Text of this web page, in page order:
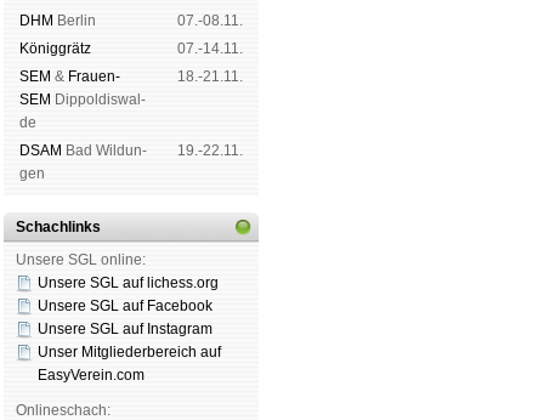
DHM Ber­lin
07.-08.11.
König­grätz
07.-14.11.
SEM & Frauen-
SEM Dip­pol­dis­wal­
de
18.-21.11.
DSAM Bad Wil­dun­
gen
19.-22.11.
Schachlinks
Unsere SGL online:
Unsere SGL auf li­chess.org
Unsere SGL auf Face­book
Unsere SGL auf Insta­gram
Unser Mitgliederbereich auf
EasyVerein.com
Onlineschach: